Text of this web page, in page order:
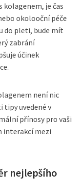
je čas
okolooční péče
do pleti, bude mít
zabrání
účinek
není nic
tipy uvedené v
přínosy pro vaši
interakcí mezi
nejlepšího